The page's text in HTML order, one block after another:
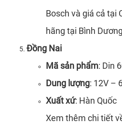
Bosch và giá cả tại
hãng tại Bình
Đồng Nai
Mã sản phẩm: Din
Dung lượng: 12V –
Xuất xứ: Hàn Quốc
Xem thêm chi tiết